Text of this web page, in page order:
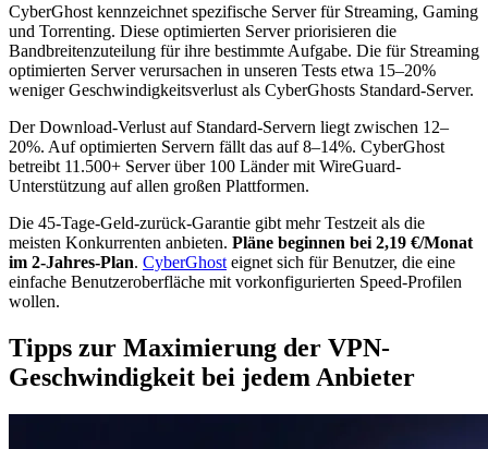
CyberGhost kennzeichnet spezifische Server für Streaming, Gaming
und Torrenting. Diese optimierten Server priorisieren die
Bandbreitenzuteilung für ihre bestimmte Aufgabe. Die für Streaming
optimierten Server verursachen in unseren Tests etwa 15–20%
weniger Geschwindigkeitsverlust als CyberGhosts Standard-Server.
Der Download-Verlust auf Standard-Servern liegt zwischen 12–
20%. Auf optimierten Servern fällt das auf 8–14%. CyberGhost
betreibt 11.500+ Server über 100 Länder mit WireGuard-
Unterstützung auf allen großen Plattformen.
Die 45-Tage-Geld-zurück-Garantie gibt mehr Testzeit als die
meisten Konkurrenten anbieten. Pläne beginnen bei 2,19 €/Monat
im 2-Jahres-Plan. CyberGhost eignet sich für Benutzer, die eine
einfache Benutzeroberfläche mit vorkonfigurierten Speed-Profilen
wollen.
Tipps zur Maximierung der VPN-
Geschwindigkeit bei jedem Anbieter